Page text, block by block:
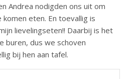
Andrea nodigden ons uit om
komen eten. En toevallig is
lievelingseten!! Daarbij is het
buren, dus we schoven
bij hen aan tafel.